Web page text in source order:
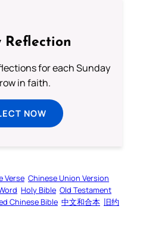
Reflection
for each Sunday
in faith.
NOW
Verse Chinese Union Version
Holy Bible Old Testament
Chinese Bible 中文和合本 旧约